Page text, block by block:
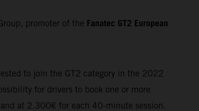
promoter of the Fanatec GT2 European
to join the GT2 category in the 2022
for drivers to book one or more
at 2.300€ for each 40-minute session.